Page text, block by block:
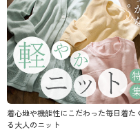
着心地や機能性にこだわった毎日着た
る大人のニット